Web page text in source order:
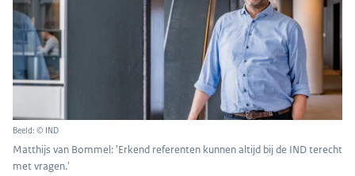
Beeld: © IND
Matthijs van Bommel: 'Erkend referenten kunnen altijd bij de IND terecht
met vragen.'